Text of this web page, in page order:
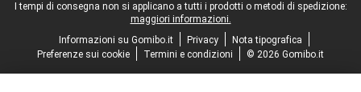
I tempi di consegna non si applicano a tutti i prodotti o metodi di spedizione:
maggiori informazioni.
Informazioni su Gomibo.it
Privacy
Nota tipografica
Preferenze sui cookie
Termini e condizioni © 2026 Gomibo.it